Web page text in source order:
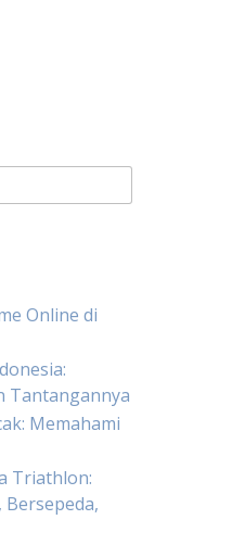
Online di
Tantangannya
Memahami
Triathlon:
Bersepeda,